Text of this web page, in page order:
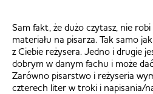
Sam fakt, że dużo czytasz, nie robi
materiału na pisarza. Tak samo
z Ciebie reżysera. Jedno i drugie
dobrym w danym fachu i może
Zarówno pisarstwo i reżyseria
czterech liter w troki i napisania/